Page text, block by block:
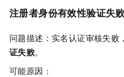
注册者身份有效性验证失败
问题描述：实名认证审核失败
证失败。
可能原因：